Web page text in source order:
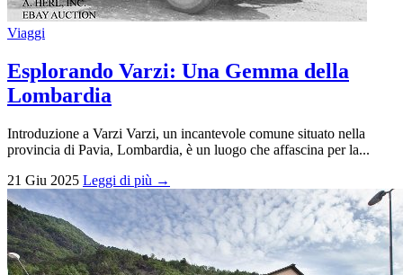
Viaggi
Esplorando Varzi: Una Gemma della
Lombardia
Introduzione a Varzi Varzi, un incantevole comune situato nella
provincia di Pavia, Lombardia, è un luogo che affascina per la...
21 Giu 2025 Leggi di più →